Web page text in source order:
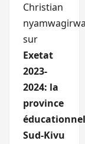
Christian
sur
Exetat
2023-
2024: la
province
Sud-Kivu